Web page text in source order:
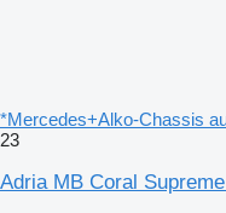
*Mercedes+Alko-Chassis
23
Adria MB Coral